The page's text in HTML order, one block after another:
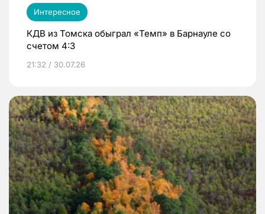
Интересное
КДВ из Томска обыграл «Темп» в Барнауле со
счетом 4:3
21:32 / 30.07.26